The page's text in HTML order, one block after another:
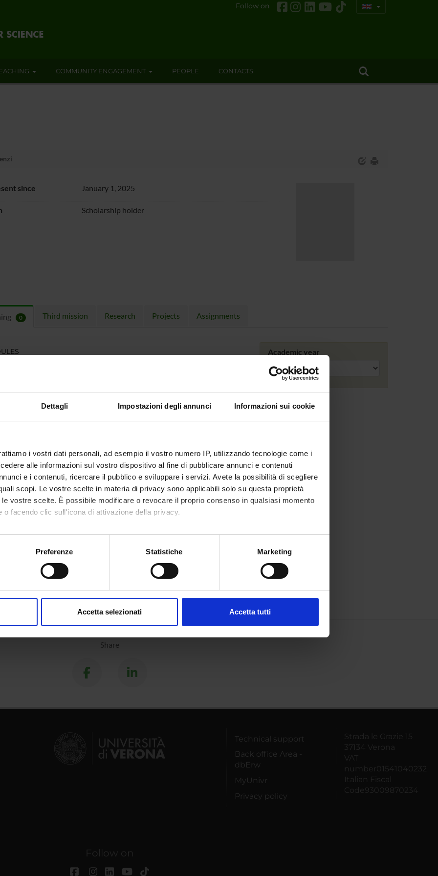
Dettagli Impostazioni degli annunci Informazioni sui cookie
i vostri dati personali, ad esempio il vostro numero IP, utilizzando tecnologie come i
alle informazioni sul vostro dispositivo al fine di pubblicare annunci e contenuti
e i contenuti, ricercare il pubblico e sviluppare i servizi. Avete la possibilità di scegliere
scopi. Le vostre scelte in materia di privacy sono applicabili solo su questa proprietà
vostre scelte. È possibile modificare o revocare il proprio consenso in qualsiasi momento
o facendo clic sull'icona di attivazione della privacy.
anche:
sulla tua posizione geografica, con un'approssimazione di qualche metro,
in qualsiasi momento dalla Dichiarazione sui cookie.
e social media, i quali potrebbero combinarle con altre informazioni che hai fornito loro o
Preferenze Statistiche Marketing
Accetta selezionati Accetta tutti
Follow on
COMMUNITY ENGAGEMENT PEOPLE CONTACTS
since January 1, 2025
Scholarship holder
0 Third mission Research Projects Assignments
Academic year
Share
Technical support
Back office Area -
dbErw
MyUnivr
Privacy policy
Strada le Grazie 15
37134 Verona
VAT
number01541040232
Italian Fiscal
Code93009870234
Follow on